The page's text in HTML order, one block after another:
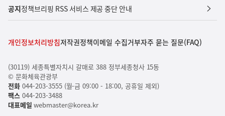
공지정책브리핑 RSS 서비스 제공 중단 안내
개인정보처리방침저작권정책이메일 수집거부자주 묻는 질문(FAQ)
(30119) 세종특별자치시 갈매로 388 정부세종청사 15동
© 문화체육관광부
전화044-203-3555 (월-금 09:00 - 18:00, 공휴일 제외)
팩스044-203-3488
대표메일 webmaster@korea.kr